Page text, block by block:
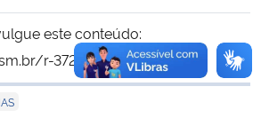
este conteúdo:
r-372-2996
Copiar
para área de